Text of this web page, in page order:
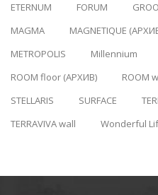
ETERNUM
FORUM
MAGMA
MAGNETIQUE
METROPOLIS
Millennium
ROOM floor (АРХИВ)
ROOM
STELLARIS
SURFACE
TERRAVIVA wall
Wonderful